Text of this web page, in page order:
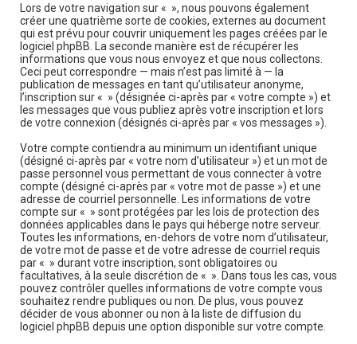
Lors de votre navigation sur « », nous pouvons également
créer une quatrième sorte de cookies, externes au document
qui est prévu pour couvrir uniquement les pages créées par le
logiciel phpBB. La seconde manière est de récupérer les
informations que vous nous envoyez et que nous collectons.
Ceci peut correspondre — mais n’est pas limité à — la
publication de messages en tant qu’utilisateur anonyme,
l’inscription sur « » (désignée ci-après par « votre compte ») et
les messages que vous publiez après votre inscription et lors
de votre connexion (désignés ci-après par « vos messages »).
Votre compte contiendra au minimum un identifiant unique
(désigné ci-après par « votre nom d’utilisateur ») et un mot de
passe personnel vous permettant de vous connecter à votre
compte (désigné ci-après par « votre mot de passe ») et une
adresse de courriel personnelle. Les informations de votre
compte sur « » sont protégées par les lois de protection des
données applicables dans le pays qui héberge notre serveur.
Toutes les informations, en-dehors de votre nom d’utilisateur,
de votre mot de passe et de votre adresse de courriel requis
par « » durant votre inscription, sont obligatoires ou
facultatives, à la seule discrétion de « ». Dans tous les cas, vous
pouvez contrôler quelles informations de votre compte vous
souhaitez rendre publiques ou non. De plus, vous pouvez
décider de vous abonner ou non à la liste de diffusion du
logiciel phpBB depuis une option disponible sur votre compte.